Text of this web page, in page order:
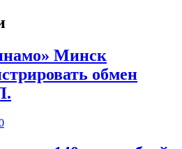
Минск
обмен